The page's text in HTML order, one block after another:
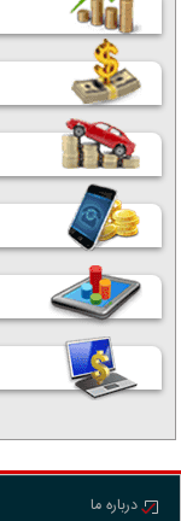
درباره ما